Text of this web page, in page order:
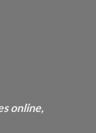
online,